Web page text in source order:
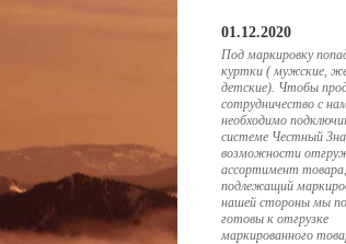
01.12.2020
Под маркировку
куртки ( мужские,
детские). Чтобы
сотрудничество с
необходимо
системе Честный
возможности
ассортимент товара,
подлежащий
нашей стороны мы
готовы к отгрузке
маркированного